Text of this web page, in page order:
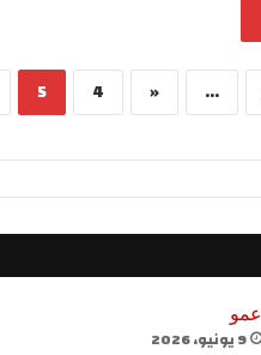
...
«
4
5
عمو
9 يونيو، 2026